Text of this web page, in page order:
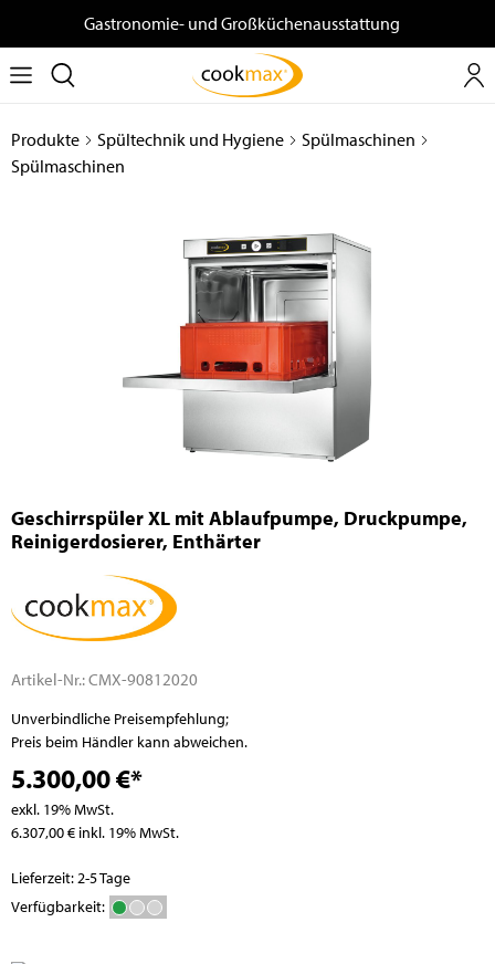
Gastronomie- und Großküchenausstattung
Produkte Spültechnik und Hygiene
Spülmaschinen
Spülmaschinen
Geschirrspüler XL mit Ablaufpumpe, Druckpumpe,
Reinigerdosierer, Enthärter
Artikel-Nr.:CMX-90812020
Unverbindliche Preisempfehlung;
Preis beim Händler kann abweichen.
5.300,00 €*
exkl. 19% MwSt.
6.307,00 € inkl. 19% MwSt.
Lieferzeit: 2-5 Tage
Verfügbarkeit: